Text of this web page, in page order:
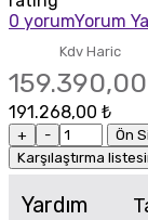
0 yorumYorum
Kdv Haric
191.268,00 ₺
+ - Ön
Karşılaştırma
Yardım